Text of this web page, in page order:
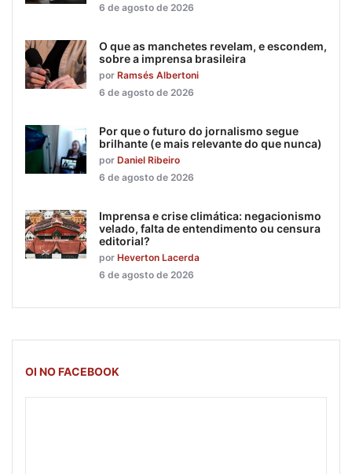
6 de agosto de 2026
O que as manchetes revelam, e escondem,
sobre a imprensa brasileira
por Ramsés Albertoni
6 de agosto de 2026
Por que o futuro do jornalismo segue
brilhante (e mais relevante do que nunca)
por Daniel Ribeiro
6 de agosto de 2026
Imprensa e crise climática: negacionismo
velado, falta de entendimento ou censura
editorial?
por Heverton Lacerda
6 de agosto de 2026
OI NO FACEBOOK